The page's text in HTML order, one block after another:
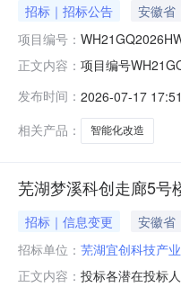
招标｜招标公告 安徽省
项目编号：
正文内容： 项目编号
11069787.46元
发布时间： 2026-07-17 17:51
相关产品：
智能化改造
芜湖梦溪科创走廊5号
招标｜信息变更 安徽省
招标单位： 芜湖宜创科技产
正文内容： 投标各潜在投标